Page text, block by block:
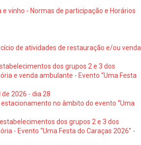
vinho - Normas de participação e Horários
de atividades de restauração e/ou venda
dos grupos 2 e 3 dos
e venda ambulante - Evento “Uma Festa
2026 - dia 28
no âmbito do evento “Uma
dos grupos 2 e 3 dos
- Evento “Uma Festa do Caraças 2026” -